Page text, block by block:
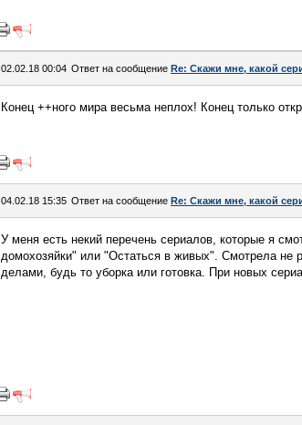
02.02.18 00:04 Ответ на сообщение Re: Скажи мне, какой
Конец ++ного мира весьма неплох! Конец только
04.02.18 15:35 Ответ на сообщение Re: Скажи мне, какой
У меня есть некий перечень сериалов, которые я
домохозяйки" или "Остаться в живых". Смотрела не
делами, будь то уборка или готовка. При новых